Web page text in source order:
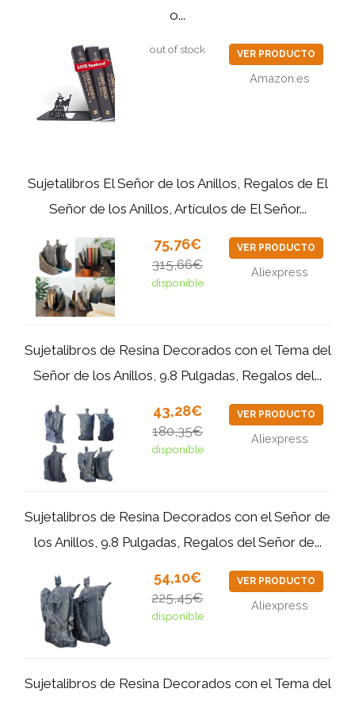
o...
out of stock VER PRODUCTO
Amazon.es
Sujetalibros El Señor de los Anillos, Regalos de El
Señor de los Anillos, Artículos de El Señor...
75,76€
315,66€
disponible
VER PRODUCTO
Aliexpress
Sujetalibros de Resina Decorados con el Tema del
Señor de los Anillos, 9.8 Pulgadas, Regalos del...
43,28€
180,35€
disponible
VER PRODUCTO
Aliexpress
Sujetalibros de Resina Decorados con el Señor de
los Anillos, 9.8 Pulgadas, Regalos del Señor de...
54,10€
225,45€
disponible
VER PRODUCTO
Aliexpress
Sujetalibros de Resina Decorados con el Tema del